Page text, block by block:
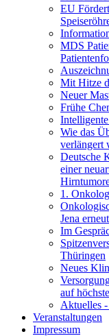
EU
MDS
Mit Hitze
Neuer
Frühe
Wie das
verlängert
Deutsche
einer
1.
Jena
Im
Thüringen
Neues
auf
Aktuelles
Veranstaltungen
Impressum